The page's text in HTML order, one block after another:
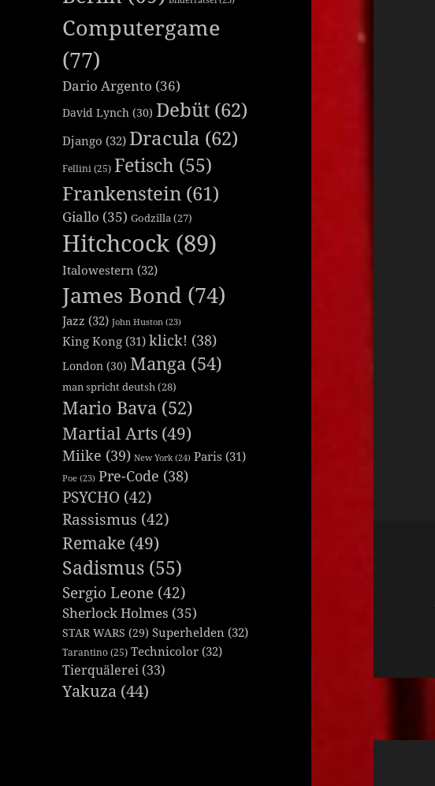
Computergame
(77)
Dario Argento (36)
David Lynch (30) Debüt (62)
Django (32) Dracula (62)
Fellini (25) Fetisch (55)
Frankenstein (61)
Giallo (35) Godzilla(27)
Hitchcock (89)
Italowestern (32)
James Bond (74)
Jazz (32) John Huston (23)
King Kong (31) klick! (38)
London (30) Manga (54)
man spricht deutsh(28)
Mario Bava (52)
Martial Arts (49)
Miike (39) New York(24) Paris (31)
Poe (23) Pre-Code (38)
PSYCHO (42)
Rassismus (42)
Remake (49)
Sadismus (55)
Sergio Leone (42)
Sherlock Holmes (35)
STAR WARS (29) Superhelden (32)
Tarantino (25) Technicolor (32)
Tierquälerei (33)
Yakuza (44)